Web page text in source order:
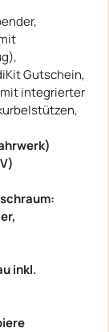
Gutschein,
mit integrierter
inkl.